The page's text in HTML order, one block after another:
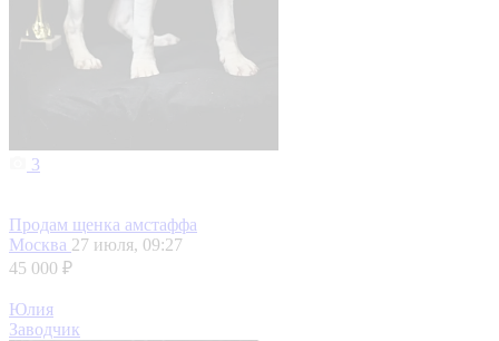
3
Продам щенка амстаффа
Москва 27 июля, 09:27
45 000 ₽
Юлия
Заводчик